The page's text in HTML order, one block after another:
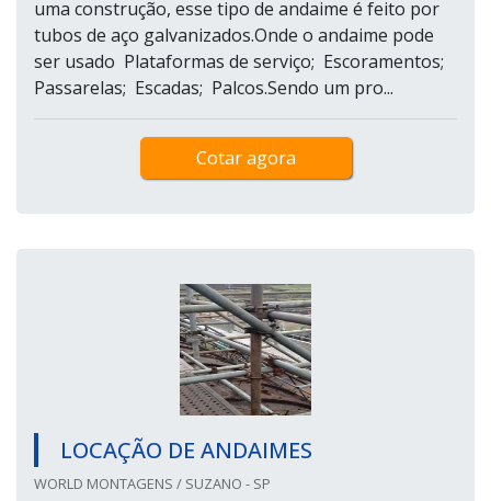
uma construção, esse tipo de andaime é feito por
tubos de aço galvanizados.Onde o andaime pode
ser usado Plataformas de serviço; Escoramentos;
Passarelas; Escadas; Palcos.Sendo um pro...
Cotar agora
LOCAÇÃO DE ANDAIMES
WORLD MONTAGENS / SUZANO - SP